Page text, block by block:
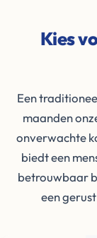
Kies
Een
maanden
onverwachte
biedt een
betrouwbaar
een